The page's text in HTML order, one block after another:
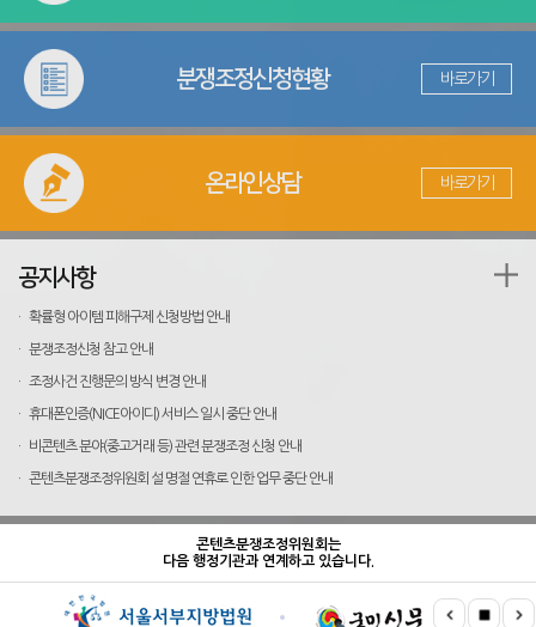
서식자료
연구 및 동향
분쟁조정신청현황 바로가기
온라인상담 바로가기
공지사항
· 확률형 아이템 피해구제 신청방법 안내
· 분쟁조정신청 참고 안내
· 조정사건 진행문의 방식 변경 안내
· 휴대폰인증(NICE아이디) 서비스 일시 중단 안내
· 비콘텐츠 분야(중고거래 등) 관련 분쟁조정 신청 안내
· 콘텐츠분쟁조정위원회 설 명절 연휴로 인한 업무 중단 안내
콘텐츠분쟁조정위원회는
다음 행정기관과 연계하고 있습니다.